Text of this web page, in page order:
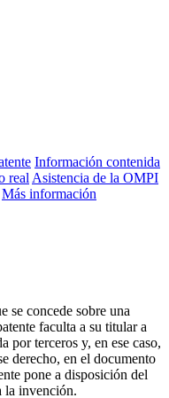
Información contenida
real Asistencia de la OMPI
Más información
se concede sobre una
faculta a su titular a
por terceros y, en ese caso,
derecho, en el documento
pone a disposición del
la invención.